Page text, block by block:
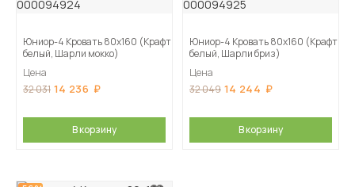
Юниор-4 Кровать 80х160 (Крафт
белый, Шарли мокко)
Цена
32 031 14 236
В корзину
Юниор-4 Кровать 80х160 (Крафт
белый, Шарли бриз)
Цена
32 049 14 244
В корзину